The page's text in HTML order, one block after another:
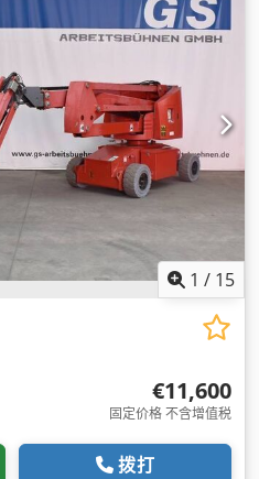
1 / 15
€11,600
固定价格 不含增值税
拨打